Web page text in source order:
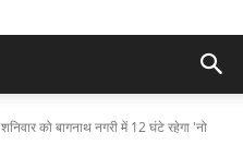
शनिवार को बागनाथ नगरी में 12 घंटे रहेगा 'नो